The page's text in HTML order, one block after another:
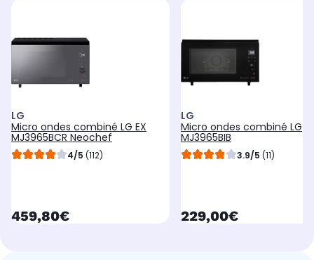
LG
Micro ondes combiné LG EX
MJ3965BCR Neochef
4/5 (112)
currentPrice
459,80€
LG
Micro ondes combiné LG
MJ3965BIB
3.9/5 (11)
currentPrice
229,00€